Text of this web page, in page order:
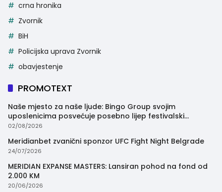
crna hronika
Zvornik
BiH
Policijska uprava Zvornik
obavjestenje
PROMOTEXT
Naše mjesto za naše ljude: Bingo Group svojim
uposlenicima posvećuje posebno lijep festivalski
trenutak
02/08/2026
Meridianbet zvanični sponzor UFC Fight Night Belgrade
24/07/2026
MERIDIAN EXPANSE MASTERS: Lansiran pohod na fond od
2.000 KM
20/06/2026